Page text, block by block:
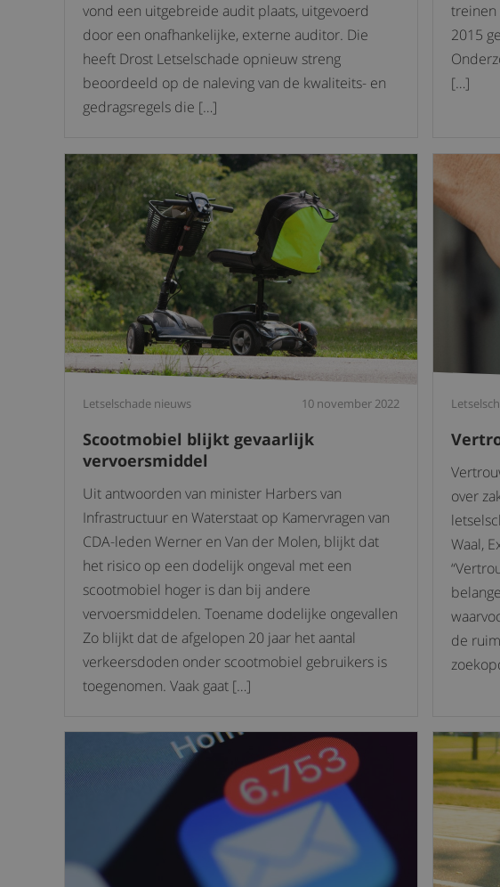
vond een uitgebreide audit plaats, uitgevoerd
door een onafhankelijke, externe auditor. Die
heeft Drost Letselschade opnieuw streng
beoordeeld op de naleving van de kwaliteits- en
gedragsregels die […]
treinen
2015
[…]
Letselschade nieuws 10 november 2022
Scootmobiel blijkt gevaarlijk
vervoersmiddel
Uit antwoorden van minister Harbers van
Infrastructuur en Waterstaat op Kamervragen van
CDA-leden Werner en Van der Molen, blijkt dat
het risico op een dodelijk ongeval met een
scootmobiel hoger is dan bij andere
vervoersmiddelen. Toename dodelijke ongevallen
Zo blijkt dat de afgelopen 20 jaar het aantal
verkeersdoden onder scootmobiel gebruikers is
toegenomen. Vaak gaat […]
over
Waal,
de